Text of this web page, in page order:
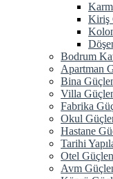
Kiriş
Bodrum
Apartman
Bina
Villa
Fabrika
Okul
Hastane
Tarihi
Otel
Avm